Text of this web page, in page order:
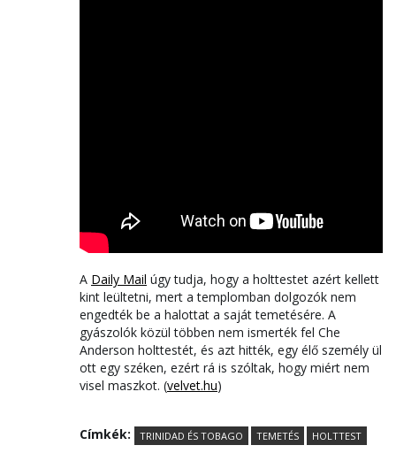
A Daily Mail úgy tudja, hogy a holttestet azért kellett
kint leültetni, mert a templomban dolgozók nem
engedték be a halottat a saját temetésére. A
gyászolók közül többen nem ismerték fel Che
Anderson holttestét, és azt hitték, egy élő személy ül
ott egy széken, ezért rá is szóltak, hogy miért nem
visel maszkot. (velvet.hu)
Címkék: TRINIDAD ÉS TOBAGO TEMETÉS HOLTTEST